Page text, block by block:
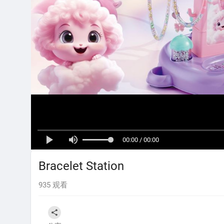
00:00 / 00:00
Bracelet Station
935 观看